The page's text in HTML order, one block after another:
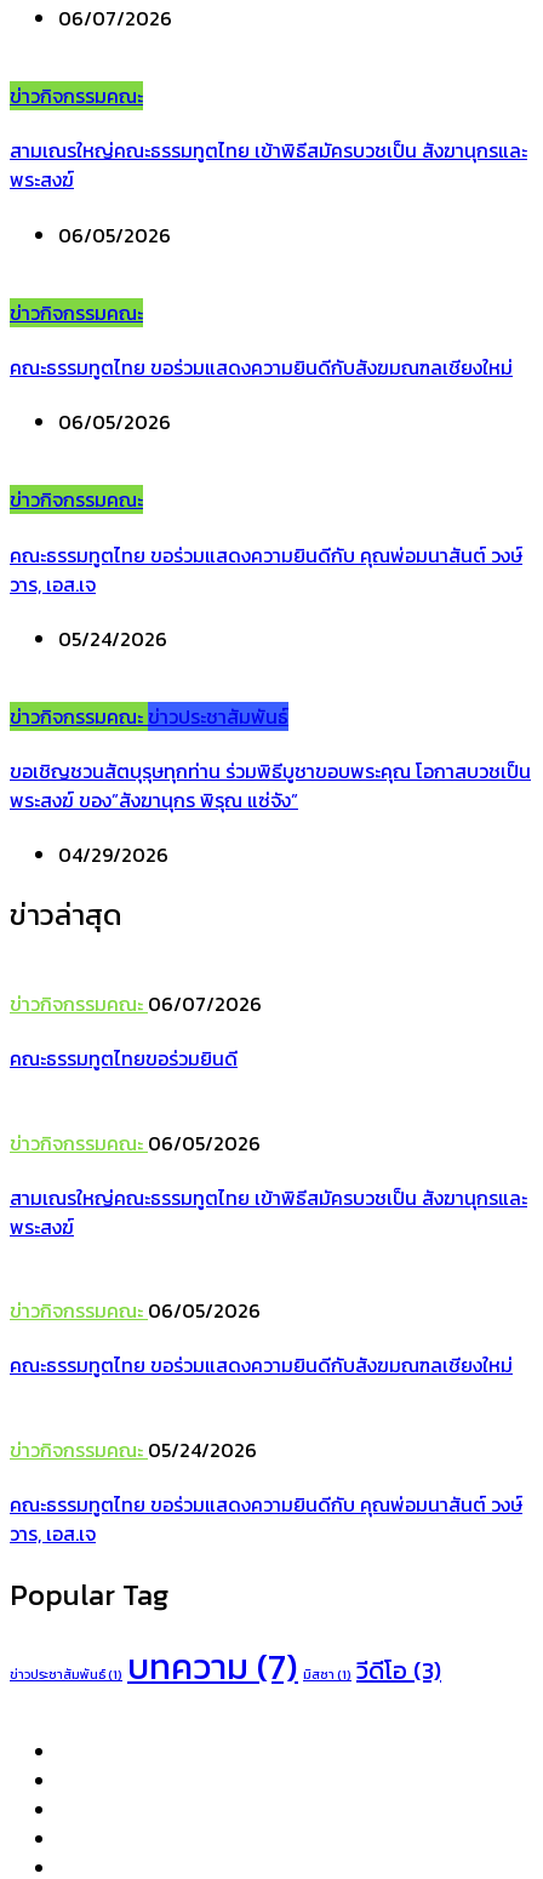
06/07/2026
ข่าวกิจกรรมคณะ
สามเณรใหญ่คณะธรรมทูตไทย เข้าพิธีสมัครบวชเป็น สังฆานุกรและ
พระสงฆ์
06/05/2026
ข่าวกิจกรรมคณะ
คณะธรรมทูตไทย ขอร่วมแสดงความยินดีกับสังฆมณฑลเชียงใหม่
06/05/2026
ข่าวกิจกรรมคณะ
คณะธรรมทูตไทย ขอร่วมแสดงความยินดีกับ คุณพ่อมนาสันต์ วงษ์
วาร, เอส.เจ
05/24/2026
ข่าวกิจกรรมคณะ ข่าวประชาสัมพันธ์
ขอเชิญชวนสัตบุรุษทุกท่าน ร่วมพิธีบูชาขอบพระคุณ โอกาสบวชเป็น
พระสงฆ์ ของ”สังฆานุกร พิรุณ แซ่จัง”
04/29/2026
ข่าวล่าสุด
ข่าวกิจกรรมคณะ 06/07/2026
คณะธรรมทูตไทยขอร่วมยินดี
ข่าวกิจกรรมคณะ 06/05/2026
สามเณรใหญ่คณะธรรมทูตไทย เข้าพิธีสมัครบวชเป็น สังฆานุกรและ
พระสงฆ์
ข่าวกิจกรรมคณะ 06/05/2026
คณะธรรมทูตไทย ขอร่วมแสดงความยินดีกับสังฆมณฑลเชียงใหม่
ข่าวกิจกรรมคณะ 05/24/2026
คณะธรรมทูตไทย ขอร่วมแสดงความยินดีกับ คุณพ่อมนาสันต์ วงษ์
วาร, เอส.เจ
Popular Tag
ข่าวประชาสัมพันธ์(1) บทความ(7) มิสซา(1) วีดีโอ(3)